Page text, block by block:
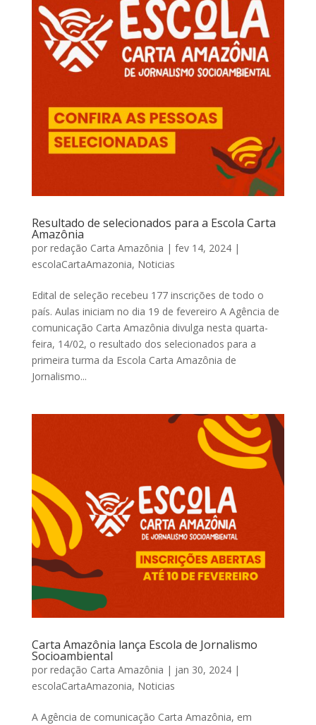
Resultado de selecionados para a Escola Carta
Amazônia
por redação Carta Amazônia | fev 14, 2024|
escolaCartaAmazonia, Noticias
Edital de seleção recebeu 177 inscrições de todo o
país. Aulas iniciam no dia 19 de fevereiro A Agência de
comunicação Carta Amazônia divulga nesta quarta-
feira, 14/02, o resultado dos selecionados para a
primeira turma da Escola Carta Amazônia de
Jornalismo...
Carta Amazônia lança Escola de Jornalismo
Socioambiental
por redação Carta Amazônia | jan 30, 2024|
escolaCartaAmazonia, Noticias
A Agência de comunicação Carta Amazônia, em